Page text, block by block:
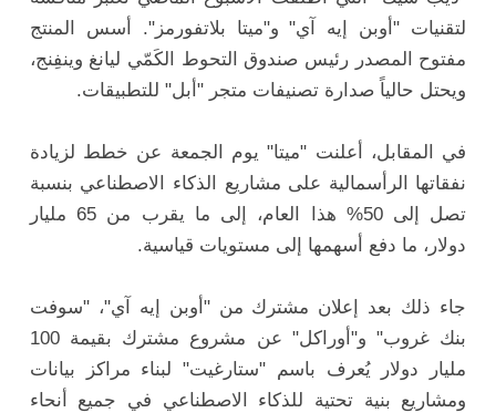
لتقنيات "أوبن إيه آي" و"ميتا بلاتفورمز". أسس المنتج
مفتوح المصدر رئيس صندوق التحوط الكَمّي ليانغ وينفِنج،
ويحتل حالياً صدارة تصنيفات متجر "أبل" للتطبيقات.
في المقابل، أعلنت "ميتا" يوم الجمعة عن خطط لزيادة
نفقاتها الرأسمالية على مشاريع الذكاء الاصطناعي بنسبة
تصل إلى 50% هذا العام، إلى ما يقرب من 65 مليار
دولار، ما دفع أسهمها إلى مستويات قياسية.
جاء ذلك بعد إعلان مشترك من "أوبن إيه آي"، "سوفت
بنك غروب" و"أوراكل" عن مشروع مشترك بقيمة 100
مليار دولار يُعرف باسم "ستارغيت" لبناء مراكز بيانات
ومشاريع بنية تحتية للذكاء الاصطناعي في جميع أنحاء